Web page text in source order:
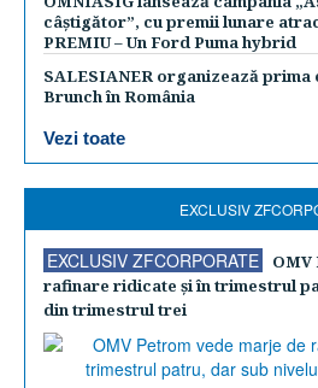
câștigător”, cu premii lunare
PREMIU – Un Ford Puma hybrid
SALESIANER organizează
Brunch în România
Vezi toate
EXCLUSIV
EXCLUSIV ZFCORPORATE
OMV
rafinare ridicate şi în trimestrul
din trimestrul trei